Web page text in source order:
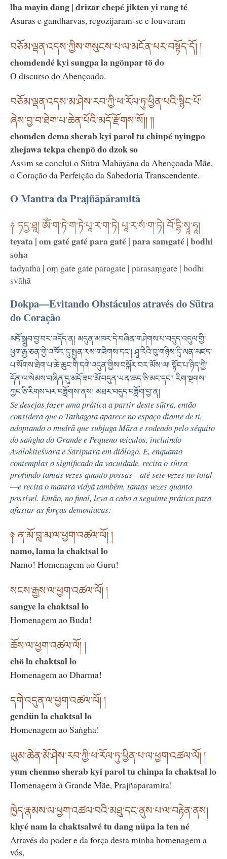
lha mayin dang | drizar chepé jikten yi rang té
Asuras e gandharvas, regozijaram-se e louvaram
བཅོམ་ལྡན་འདས་ཀྱིས་གསུངས་པ་ལ་མངོན་པར་བསྟོད་དོ། །
chomdendé kyi sungpa la ngönpar tö do
O discurso do Abençoado.
བཅོམ་ལྡན་འདས་མ་ཤེས་རབ་ཀྱི་ཕ་རོལ་ཏུ་ཕྱིན་པའི་སྙིང་པོ་
ཞེས་བྱ་བ་ཐེག་པ་ཆེན་པོའི་མདོ་རྫོགས་སོ།། །།
chomden dema sherab kyi parol tu chinpé nyingpo
zhejawa tekpa chenpö do dzok so
Assim se conclui o Sūtra Mahāyāna da Abençoada Mãe,
o Coração da Perfeição da Sabedoria Transcendente.
O Mantra da Prajñāpāramitā
༈ ཏདྱ་ཐཱ། ཨོཾ་ག་ཏེ་ག་ཏེ་པཱ་ར་ག་ཏེ། པཱ་ར་སཾ་ག་ཏེ། བོ་དྷི་སྭཱ་ཧཱ།
teyata | om gaté gaté para gaté | para samgaté | bodhi
soha
tadyathā | oṃ gate gate pāragate | pārasaṃgate | bodhi
svāhā
Dokpa—Evitando Obstáculos através do Sūtra
do Coração
མདོ་སྒྲུབ་བྱ་བར་འདོད་ན། མདུན་མཁར་དེ་བཞིན་གཤེགས་པ་བདུད་འདུལ་གྱི་
ཕྱག་རྒྱ་ཅན་གྱི་འཁོར་དུ་སྤྱན་རས་གཟིགས་དང་། ཤཱ་རིའི་བུ་གཉིས་དྲི་ལན་མཛད་
པ་སོགས་ཐེག་པ་ཆེ་ཆུང་གི་དགེ་འདུན་གྱིས་བསྐོར་བར་མོས་ལ། སྟོང་པ་ཉིད་ཀྱི་
དོན་ལ་སེམས་བཞིན་དུ་མདོ་ཟབ་མོ་བདུན་ཡན་ཆད་ཅི་མང་དང་། རིག་སྔགས་
ཀྱང་ཅི་རིགས་པར་བཟློགས་ནས། མཐར་བདུད་བཟློག་བྱ་ན།
Se desejas fazer uma prática a partir deste sūtra, então
considera que o Tathāgata aparece no espaço diante de ti,
adoptando o mudrā que subjuga Māra e rodeado pelo séquito
do saṅgha do Grande e Pequeno veículos, incluindo
Avalokiteśvara e Śāriputra em diálogo. E, enquanto
contemplas o significado da vacuidade, recita o sūtra
profundo tantas vezes quanto possas—até sete vezes no total
—e recita o mantra vidyā também, tantas vezes quanto
possível. Então, no final, leva a cabo a seguinte prática para
afastar as forças demoníacas:
༈ ན་མོ་བླ་མ་ལ་ཕྱག་འཚལ་ལོ། །
namo, lama la chaktsal lo
Namo! Homenagem ao Guru!
སངས་རྒྱས་ལ་ཕྱག་འཚལ་ལོ། །
sangye la chaktsal lo
Homenagem ao Buda!
ཆོས་ལ་ཕྱག་འཚལ་ལོ། །
chö la chaktsal lo
Homenagem ao Dharma!
དགེ་འདུན་ལ་ཕྱག་འཚལ་ལོ། །
gendün la chaktsal lo
Homenagem ao Saṅgha!
ཡུམ་ཆེན་མོ་ཤེས་རབ་ཀྱི་ཕ་རོལ་ཏུ་ཕྱིན་པ་ལ་ཕྱག་འཚལ་ལོ། །
yum chenmo sherab kyi parol tu chinpa la chaktsal lo
Homenagem à Grande Mãe, Prajñāpāramitā!
ཁྱེད་རྣམས་ལ་ཕྱག་འཚལ་བའི་མཐུ་དང་ནུས་པ་ལ་བརྟེན་ནས།
khyé nam la chaktsalwé tu dang nüpa la ten né
Através do poder e da força desta minha homenagem a
vós,